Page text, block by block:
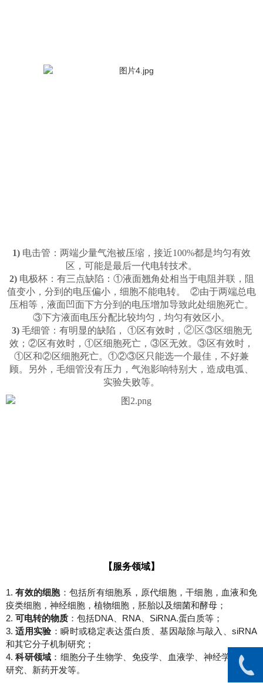
1) 电击管：两端少量气泡被压缩，接近100%都是均匀有效
区，可能是最后一代电转技术。
2)电极杯：有三点缺陷：①液面翘角处相当于电阻并联，阻
值变小，分到的电压偏小，细胞不能电转。 ②由于两端总电
压相等，液面凹面下方分到的电压增加导致此处细胞死亡。
③下方液面电压分配比较均匀，均匀有效区小。
3)毛细管：有明显的缺陷， ①区有效时， ②区③区细胞无
效；②区有效时，①区细胞死亡，③区无效。③区有效时，
①区和②区细胞死亡。①②③区只能选一个最佳，不好兼
顾。另外，毛细管没有压力，气泡影响特别大，造成电弧、
实验失败等。
【服务领域】
1.有效的细胞：包括所有细胞系，原代细胞，干细胞，血液和免
疫类细胞，神经细胞，植物细胞，胚胎以及细菌和酵母；
2. 可电转的物质 ：包括DNA、RNA、SiRNA.蛋白质等；
3.适用实验：瞬时或稳定表达蛋白质、基因敲除与敲入、siRNA
和其它分子机制研究；
4.科研领域 ：细胞分子生物学、免疫学、血液学、神经学、癌症
研究、新药开发等。